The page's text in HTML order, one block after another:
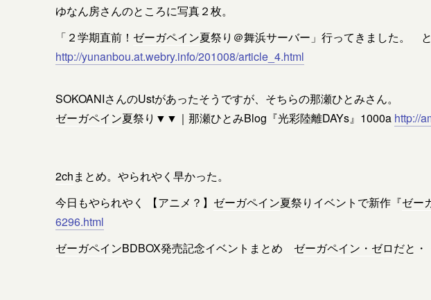
ゆなん房さんのところに写真２枚。
「２学期直前！ ゼーガペイン夏祭り＠舞浜サーバー」行ってきました。
http://yunanbou.at.webry.info/201008/article_4.html
SOKOANIさんのUstがあったそうですが、そちらの那瀬ひとみさん。
ゼーガペイン夏祭り▼▼｜那瀬ひとみBlog『光彩陸離DAYs』1000a http://
2chまとめ。やられやく早かった。
今日もやられやく 【アニメ？】 ゼーガペイン夏祭りイベントで新作『ゼー
6296.html
ゼーガペインBDBOX発売記念イベントまとめ ゼーガペイン・ゼロだと・